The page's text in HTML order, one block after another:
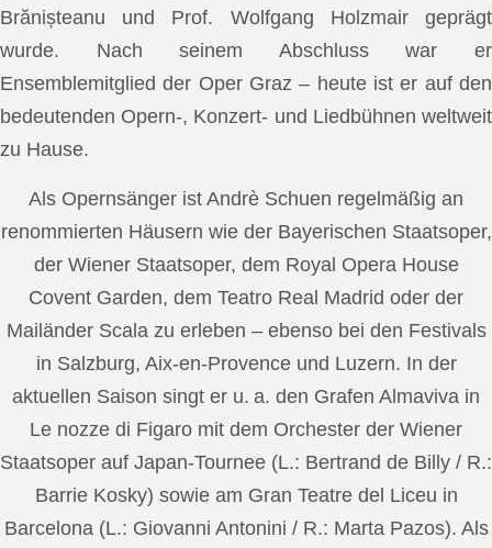
Brănișteanu und Prof. Wolfgang Holzmair geprägt
wurde. Nach seinem Abschluss war er
Ensemblemitglied der Oper Graz – heute ist er auf den
bedeutenden Opern-, Konzert- und Liedbühnen weltweit
zu Hause.
Als Opernsänger ist Andrè Schuen regelmäßig an
renommierten Häusern wie der Bayerischen Staatsoper,
der Wiener Staatsoper, dem Royal Opera House
Covent Garden, dem Teatro Real Madrid oder der
Mailänder Scala zu erleben – ebenso bei den Festivals
in Salzburg, Aix-en-Provence und Luzern. In der
aktuellen Saison singt er u. a. den Grafen Almaviva in
Le nozze di Figaro mit dem Orchester der Wiener
Staatsoper auf Japan-Tournee (L.: Bertrand de Billy / R.:
Barrie Kosky) sowie am Gran Teatre del Liceu in
Barcelona (L.: Giovanni Antonini / R.: Marta Pazos). Als